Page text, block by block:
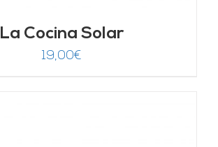
La Cocina Solar
19,00€